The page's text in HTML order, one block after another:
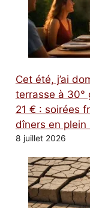
Cet été, j’ai
terrasse à 30°
21 € : soirées
dîners en plein
8 juillet 2026